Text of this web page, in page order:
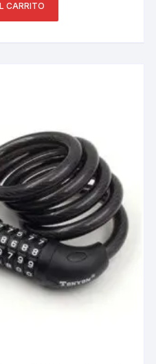
CARRITO